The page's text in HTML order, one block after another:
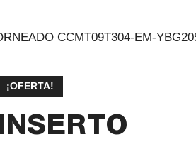
CCMT09T304-EM-
¡OFERTA!
INSERTO